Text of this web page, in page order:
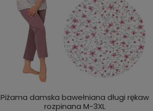
Piżama damska bawełniana długi rękaw
rozpinana M-3XL